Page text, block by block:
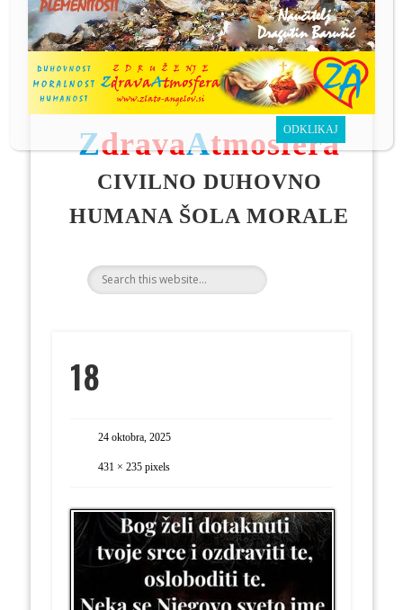
GENERACIJAM
OD UČENCEV NAUČITELJA
DragutinaBarušić
ZdravaAtmosfera
CIVILNO DUHOVNO
HUMANA ŠOLA MORALE
18
24 oktobra, 2025
431 × 235 pixels